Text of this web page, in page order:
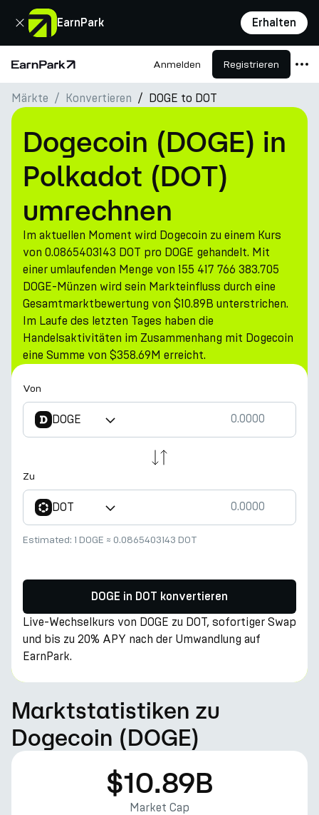
EarnPark Erhalten
Schließen
Startseite Anmelden Registrieren
Produkte
Märkte
Rechner
PARK Token
Ressourcen
Unternehmen
Märkte Konvertieren DOGE to DOT
Dogecoin (DOGE) in
Polkadot (DOT)
umrechnen
Im aktuellen Moment wird Dogecoin zu einem Kurs
von 0.0865403143 DOT pro DOGE gehandelt. Mit
einer umlaufenden Menge von 155 417 766 383.705
DOGE-Münzen wird sein Markteinfluss durch eine
Gesamtmarktbewertung von $10.89B unterstrichen.
Im Laufe des letzten Tages haben die
Handelsaktivitäten im Zusammenhang mit Dogecoin
eine Summe von $358.69M erreicht.
Von
DOGE
Zu
DOT
Estimated: 1 DOGE ≈ 0.0865403143 DOT
DOGE in DOT konvertieren
Live-Wechselkurs von DOGE zu DOT, sofortiger Swap
und bis zu 20% APY nach der Umwandlung auf
EarnPark.
Marktstatistiken zu
Dogecoin (DOGE)
$10.89B
Market Cap